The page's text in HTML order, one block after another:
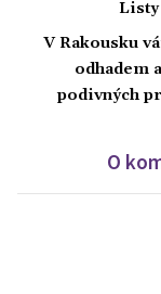
Listy
V Rakousku
odhadem
podivných
O